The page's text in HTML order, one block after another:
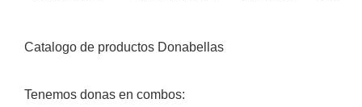
Catalogo de productos Donabellas
Tenemos donas en combos: